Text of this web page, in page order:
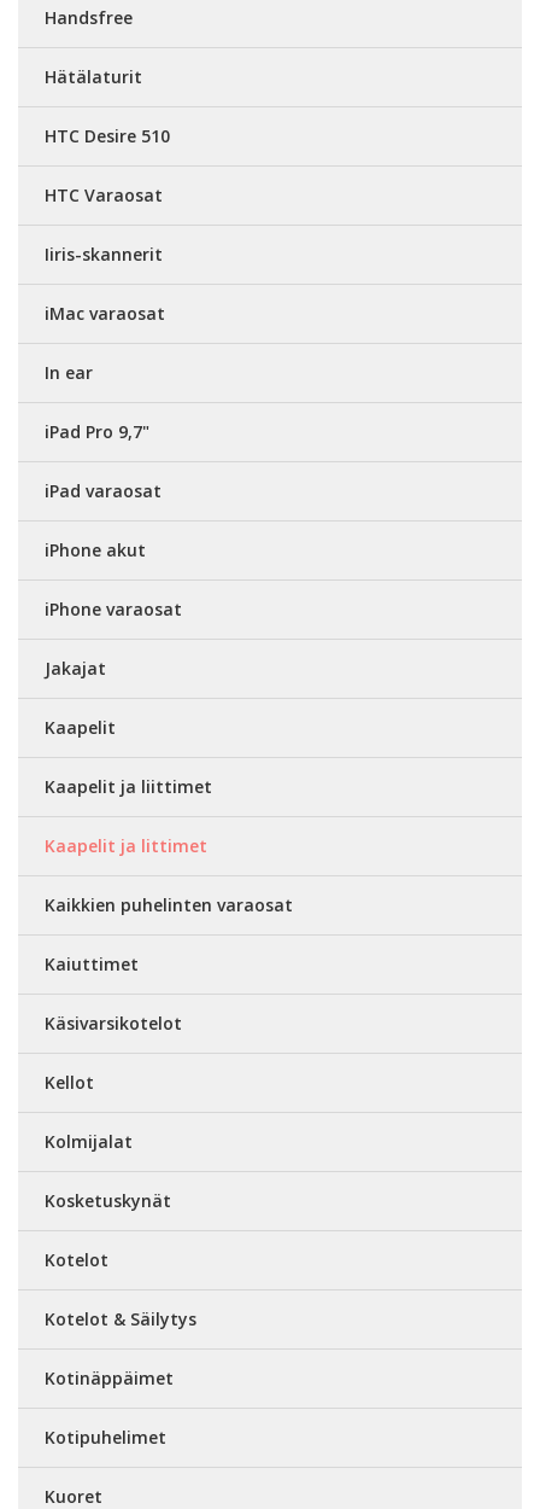
Handsfree
Hätälaturit
HTC Desire 510
HTC Varaosat
Iiris-skannerit
iMac varaosat
In ear
iPad Pro 9,7"
iPad varaosat
iPhone akut
iPhone varaosat
Jakajat
Kaapelit
Kaapelit ja liittimet
Kaapelit ja littimet
Kaikkien puhelinten varaosat
Kaiuttimet
Käsivarsikotelot
Kellot
Kolmijalat
Kosketuskynät
Kotelot
Kotelot & Säilytys
Kotinäppäimet
Kotipuhelimet
Kuoret